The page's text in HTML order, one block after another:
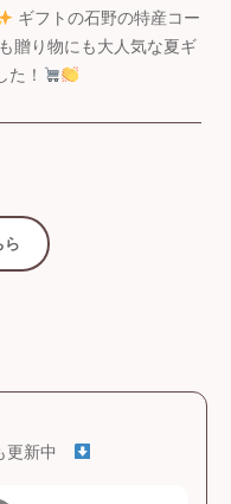
ギフトの石野の特産コー
贈り物にも大人気な夏ギ
た！
ら
更新中